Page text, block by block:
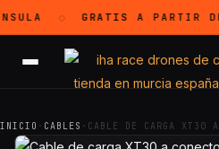
◇ GRATISA PARTIR
INICIO · CABLES · CABLE DE CARGA XT30 A